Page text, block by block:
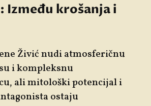
Između krošanja i
Živić nudi atmosferičnu
i kompleksnu
ali mitološki potencijal i
ostaju